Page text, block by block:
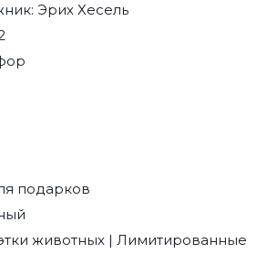
Эрих Хесель
подарков
животных | Лимитированные